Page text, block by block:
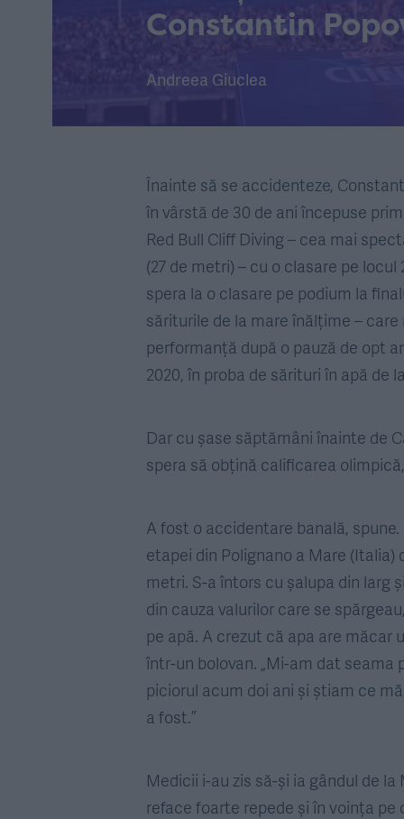
Constantin
Andreea Giuclea
Înainte să se accidenteze,
în vârstă de 30 de ani începuse
Red Bull Cliff Diving – cea mai
(27 de metri) – cu o clasare pe
spera la o clasare pe podium la
săriturile de la mare înălțime –
performanță după o pauză de opt
2020, în proba de sărituri în apă de
Dar cu șase săptămâni înainte de
spera să obțină calificarea
A fost o accidentare banală,
etapei din Polignano a Mare (Italia)
metri. S-a întors cu șalupa din larg
din cauza valurilor care se
pe apă. A crezut că apa are
într-un bolovan. „Mi-am dat
piciorul acum doi ani și știam ce
a fost.”
Medicii i-au zis să-și ia gândul de
reface foarte repede și în voința pe